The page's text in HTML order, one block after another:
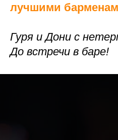
лучшими
Гуря и Дони с
До встречи в баре!